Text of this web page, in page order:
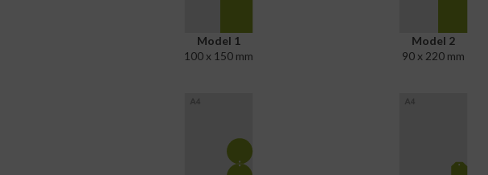
Model 1
100 x 150 mm
Model 2
90 x 220 mm